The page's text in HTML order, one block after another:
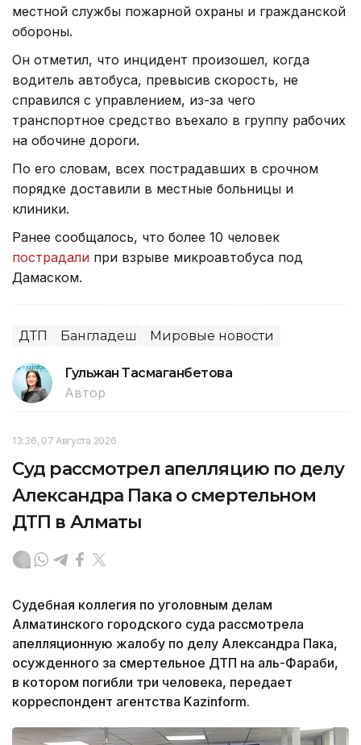
местной службы пожарной охраны и гражданской
обороны.
Он отметил, что инцидент произошел, когда
водитель автобуса, превысив скорость, не
справился с управлением, из-за чего
транспортное средство въехало в группу рабочих
на обочине дороги.
По его словам, всех пострадавших в срочном
порядке доставили в местные больницы и
клиники.
Ранее сообщалось, что более 10 человек
пострадали при взрыве микроавтобуса под
Дамаском.
ДТП Бангладеш Мировые новости
Гульжан Тасмаганбетова
Автор
13:36, 07 Августа 2026
Суд рассмотрел апелляцию по делу
Александра Пака о смертельном
ДТП в Алматы
Судебная коллегия по уголовным делам
Алматинского городского суда рассмотрела
апелляционную жалобу по делу Александра Пака,
осужденного за смертельное ДТП на аль-Фараби,
в котором погибли три человека, передает
корреспондент агентства Kazinform.